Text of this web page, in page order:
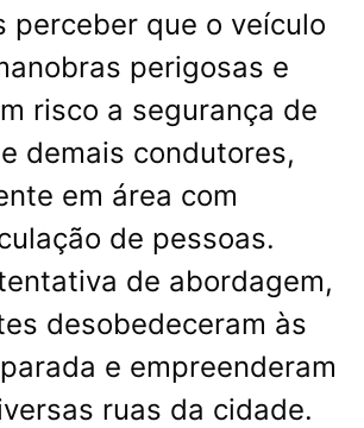
perceber que o veículo
perigosas e
risco a segurança de
demais condutores,
em área com
de pessoas.
de abordagem,
desobedeceram às
e empreenderam
ruas da cidade.